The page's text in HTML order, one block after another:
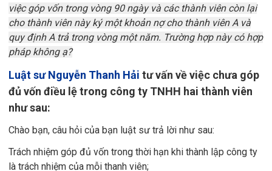
việc góp vốn trong vòng 90 ngày và các thành viên còn lại
cho thành viên này ký một khoản nợ cho thành viên A và
quy định A trả trong vòng một năm. Trường hợp này có hợp
pháp không ạ?
Luật sư Nguyễn Thanh Hải tư vấn về việc chưa góp
đủ vốn điều lệ trong công ty TNHH hai thành viên
như sau:
Chào bạn, câu hỏi của bạn luật sư trả lời như sau:
Trách nhiệm góp đủ vốn trong thời hạn khi thành lập công ty
là trách nhiệm của mỗi thanh viên;